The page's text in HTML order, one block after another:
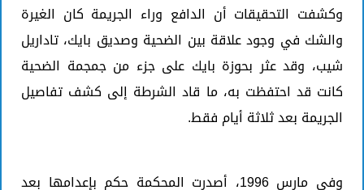
وكشفت التحقيقات أن الدافع وراء الجريمة كان الغيرة
والشك في وجود علاقة بين الضحية وصديق بايك، تاداريل
شيب، وقد عثر بحوزة بايك على جزء من جمجمة الضحية
كانت قد احتفظت به، ما قاد الشرطة إلى كشف تفاصيل
الجريمة بعد ثلاثة أيام فقط.
وفي مارس 1996، أصدرت المحكمة حكم بإعدامها بعد